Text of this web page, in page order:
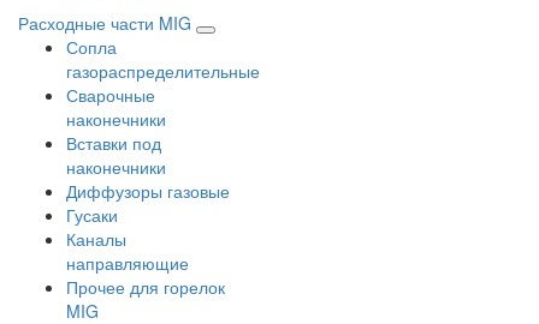
Расходные части MIG
Сопла
газораспределительные
Сварочные
наконечники
Вставки под
наконечники
Диффузоры газовые
Гусаки
Каналы
направляющие
Прочее для горелок
MIG